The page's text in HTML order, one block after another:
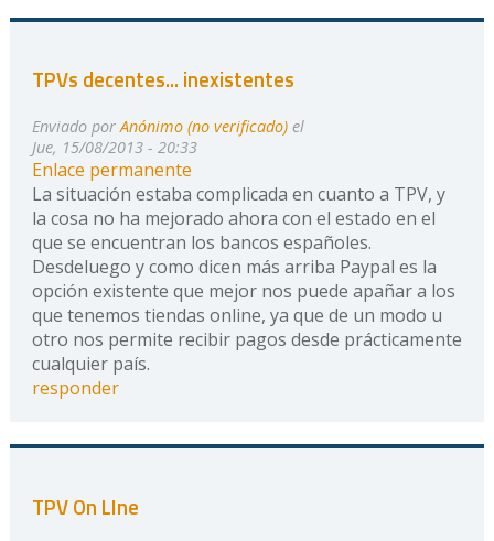
TPVs decentes... inexistentes
Enviado porAnónimo (no verificado)el
Jue, 15/08/2013 - 20:33
Enlace permanente
La situación estaba complicada en cuanto a TPV, y
la cosa no ha mejorado ahora con el estado en el
que se encuentran los bancos españoles.
Desdeluego y como dicen más arriba Paypal es la
opción existente que mejor nos puede apañar a los
que tenemos tiendas online, ya que de un modo u
otro nos permite recibir pagos desde prácticamente
cualquier país.
responder
TPV On LIne